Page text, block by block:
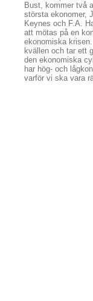
Bust, kommer två
största ekonomer,
Keynes och F.A.
att mötas på en
ekonomiska
kvällen och tar ett
den ekonomiska
har hög- och
varför vi ska vara